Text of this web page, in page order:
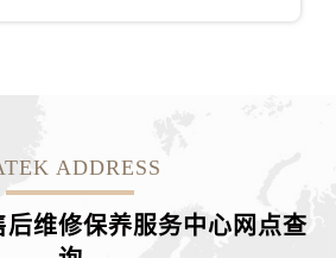
山东省莱芜市文化南路8号银座商城名表维修一楼名表维修百达翡丽售后服务中心（需提前预约）
山东省枣庄市滕州市北辛路与善国路交叉口百达翡丽售后服务中心（需提前预约）
ADDRESS
后维修保养服务中心网点查